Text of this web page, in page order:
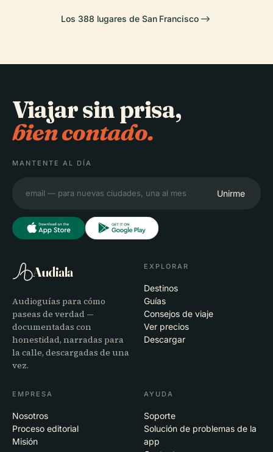
Los 388 lugares de San Francisco
Viajar sin prisa,
bien contado.
MANTENTE AL DÍA
Unirme
Audiala
Audioguías para cómo
paseas de verdad —
documentadas con
honestidad, narradas para
la calle, descargadas de una
vez.
EXPLORAR
Destinos
Guías
Consejos de viaje
Ver precios
Descargar
EMPRESA
Nosotros
Proceso editorial
Misión
AYUDA
Soporte
Solución de problemas de la
app